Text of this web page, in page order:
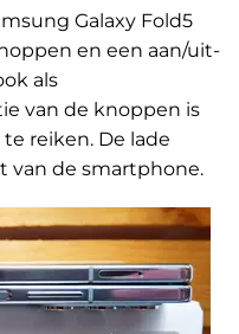
Galaxy Fold5
en een aan/uit-
als
van de knoppen is
reiken. De lade
van de smartphone.